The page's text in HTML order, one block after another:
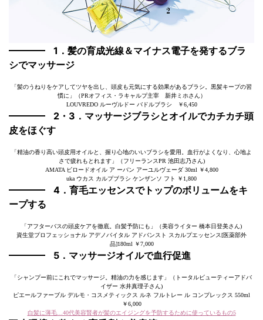
1．髪の育成光線＆マイナス電子を発するブラ
シでマッサージ
「髪のうねりをケアしてツヤを出し、頭皮も元気にする効果があるブラシ。黒髪キープの習
慣に」（PRオフィス・ラキャルプ主宰 新井ミホさん）
LOUVREDO ルーヴルドー バドルブラシ ￥6,450
2・3．マッサージブラシとオイルでカチカチ頭
皮をほぐす
「精油の香り高い頭皮用オイルと、握り心地のいいブラシを愛用。血行がよくなり、心地よ
さで疲れもとれます」（フリーランスPR 池田志乃さん)
AMATA ビロードオイル ア ーバン アーユルヴェーダ 30ml ￥4,800
uka ウカス カルプブラシ ケンザンソ フト ￥1,800
4．育毛エッセンスでトップのボリュームをキ
ープする
「アフターバスの頭皮ケアを徹底。白髪予防にも」（美容ライター 橋本日登美さん)
資生堂プロフェッショナル アデノバイタル アドバンスト スカルプエッセンス[医薬部外
品]180ml ￥7,000
5．マッサージオイルで血行促進
「シャンプー前にこれでマッサージ。精油の力を感じます」（トータルビューティーアドバ
イザー 水井真理子さん)
ピエールファーブル デルモ・コスメティックス ルネ フルトレー ル コンプレックス 550ml
￥6,000
白髪に薄毛…40代美容賢者が髪のエイジングを予防するために使っているもの5